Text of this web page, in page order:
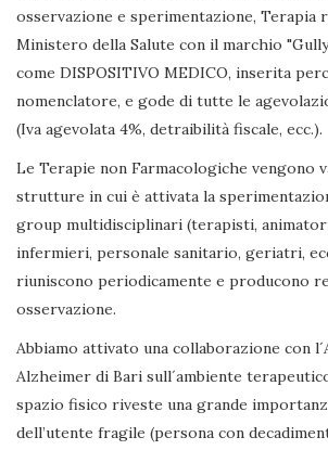
osservazione e sperimentazione, Terapia
Ministero della Salute con il marchio
come DISPOSITIVO MEDICO, inserita
nomenclatore, e gode di tutte le
(Iva agevolata 4%, detraibilità fiscale, ecc.).
Le Terapie non Farmacologiche vengono
strutture in cui è attivata la
group multidisciplinari (terapisti,
infermieri, personale sanitario, geriatri,
riuniscono periodicamente e producono
osservazione.
Abbiamo attivato una collaborazione con
Alzheimer di Bari sull´ambiente
spazio fisico riveste una grande
dell’utente fragile (persona con